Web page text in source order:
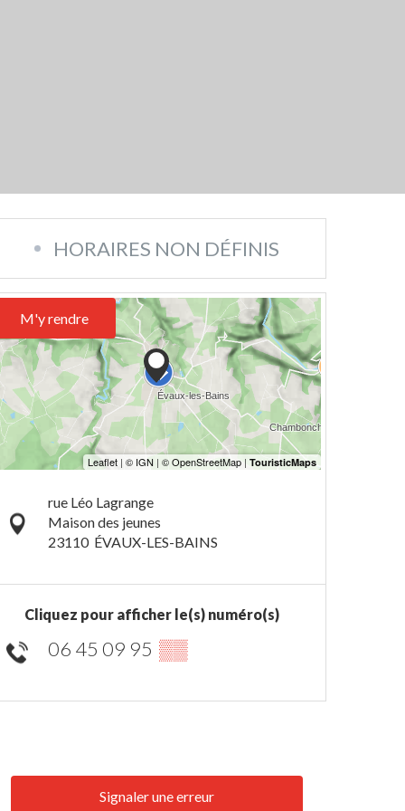
HORAIRES NON DÉFINIS
M'y rendre
rue Léo Lagrange
Maison des jeunes
23110 ÉVAUX-LES-BAINS
Cliquez pour afficher le(s) numéro(s)
06 45 09 95 ▒▒
Signaler une erreur